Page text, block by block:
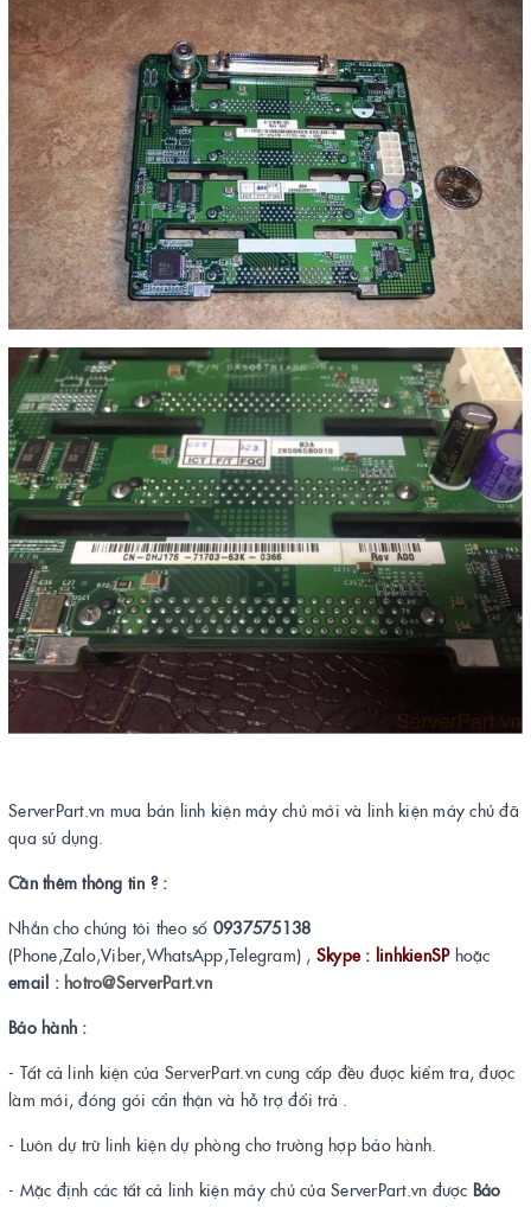
ServerPart.vn mua bán linh kiện máy chủ mới và linh kiện máy chủ đã
qua sử dụng.
Cần thêm thông tin ? :
Nhắn cho chúng tôi theo số 0937575138
(Phone,Zalo,Viber,WhatsApp,Telegram) , Skype : linhkienSPhoặc
email : hotro@ServerPart.vn
Bảo hành :
- Tất cả linh kiện của ServerPart.vn cung cấp đều được kiểm tra, được
làm mới, đóng gói cẩn thận và hỗ trợ đổi trả .
- Luôn dự trữ linh kiện dự phòng cho trường hợp bảo hành.
- Mặc định các tất cả linh kiện máy chủ của ServerPart.vn được Bảo